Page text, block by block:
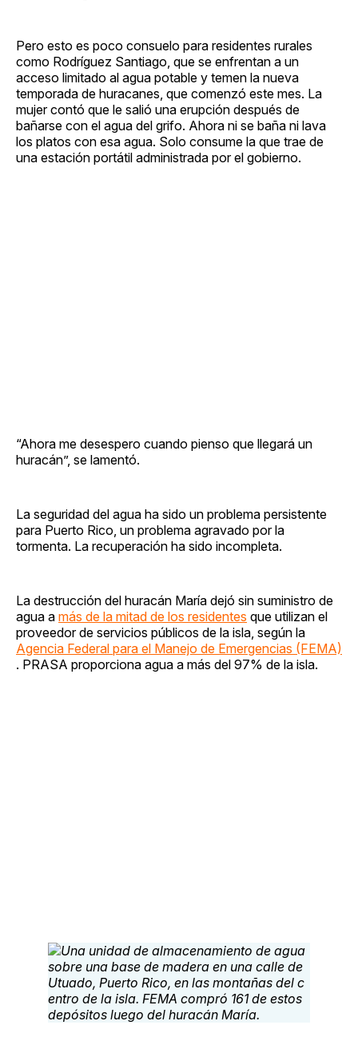
Pero esto es poco consuelo para residentes rurales
como Rodríguez Santiago, que se enfrentan a un
acceso limitado al agua potable y temen la nueva
temporada de huracanes, que comenzó este mes. La
mujer contó que le salió una erupción después de
bañarse con el agua del grifo. Ahora ni se baña ni lava
los platos con esa agua. Solo consume la que trae de
una estación portátil administrada por el gobierno.
“Ahora me desespero cuando pienso que llegará un
huracán”, se lamentó.
La seguridad del agua ha sido un problema persistente
para Puerto Rico, un problema agravado por la
tormenta. La recuperación ha sido incompleta.
La destrucción del huracán María dejó sin suministro de
agua a más de la mitad de los residentes que utilizan el
proveedor de servicios públicos de la isla, según la
Agencia Federal para el Manejo de Emergencias (FEMA)
. PRASA proporciona agua a más del 97% de la isla.